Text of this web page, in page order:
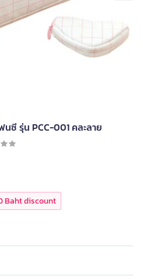
นซี รุ่น PCC-001 คละลาย
Baht discount